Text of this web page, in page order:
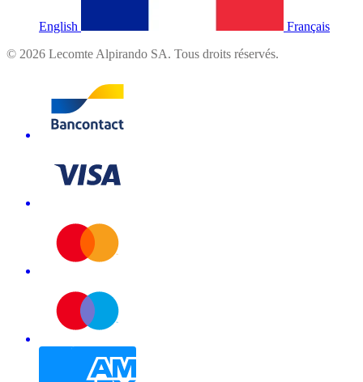
English
Français
© 2026 Lecomte Alpirando SA. Tous droits réservés.